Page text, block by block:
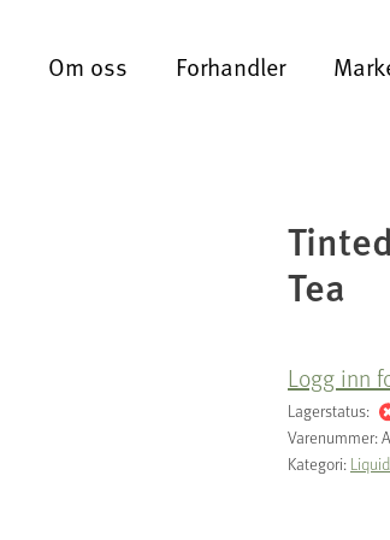
Om oss Forhandler
Tea
Logg inn
Lagerstatus:
Varenummer:
Kategori: